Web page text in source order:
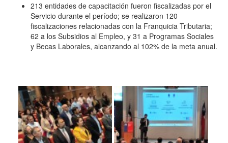
213 entidades de capacitación fueron fiscalizadas por el
Servicio durante el período; se realizaron 120
fiscalizaciones relacionadas con la Franquicia Tributaria;
62 a los Subsidios al Empleo, y 31 a Programas Sociales
y Becas Laborales, alcanzando al 102% de la meta anual.